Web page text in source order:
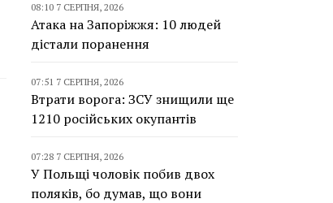
08:10 7 СЕРПНЯ, 2026
Атака на Запоріжжя: 10 людей
дістали поранення
07:51 7 СЕРПНЯ, 2026
Втрати ворога: ЗСУ знищили ще
1210 російських окупантів
07:28 7 СЕРПНЯ, 2026
У Польщі чоловік побив двох
поляків, бо думав, що вони